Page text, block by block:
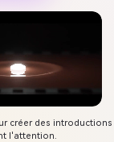
créer des introductions
l'attention.